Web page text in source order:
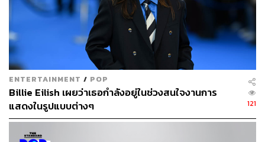
ภาพ: Fungjai
ENTERTAINMENT / POP
Billie Eilish เผยว่าเธอกำลังอยู่ในช่วงสนใจงานการ
แสดงในรูปแบบต่างๆ
121